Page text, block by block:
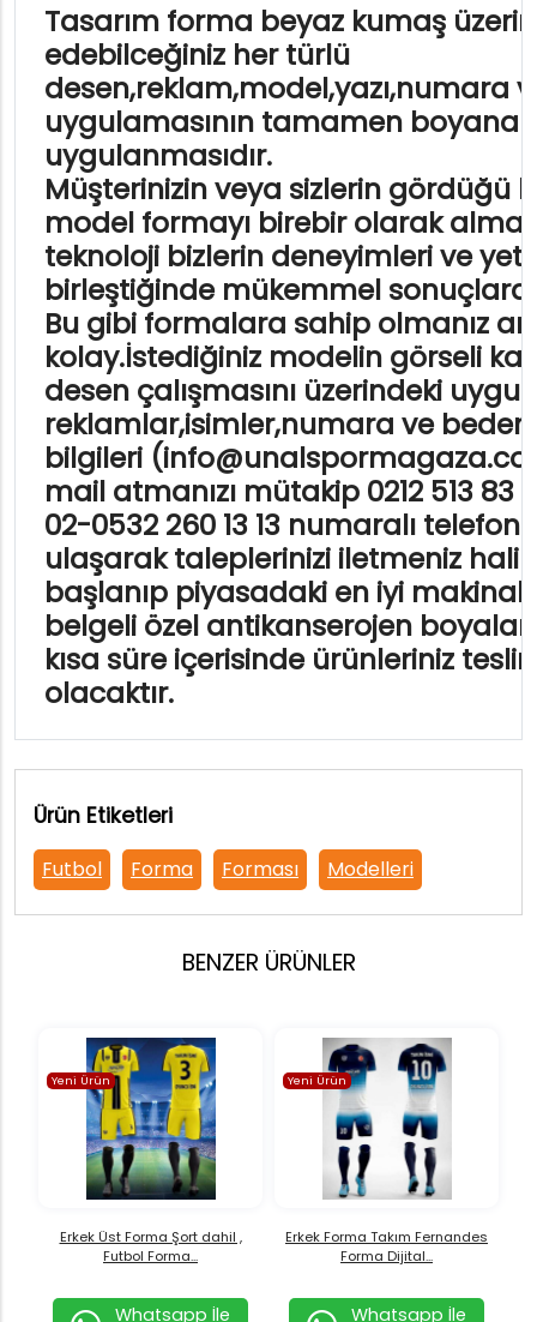
Tasarım forma beyaz kumaş
edebilceğiniz her türlü
desen,reklam,model,yazı,numara
uygulamasının tamamen
uygulanmasıdır.
Müşterinizin veya sizlerin gördüğü
model formayı birebir olarak
teknoloji bizlerin deneyimleri ve
birleştiğinde mükemmel sonuçlara
Bu gibi formalara sahip olmanız
kolay.İstediğiniz modelin görseli
desen çalışmasını üzerindeki
reklamlar,isimler,numara ve beden
bilgileri
mail atmanızı mütakip 0212 513 83
02-0532 260 13 13 numaralı
ulaşarak taleplerinizi iletmeniz
başlanıp piyasadaki en iyi
belgeli özel antikanserojen boyalar
kısa süre içerisinde ürünleriniz
olacaktır.
Ürün Etiketleri
Futbol Forma Forması Modelleri
BENZER ÜRÜNLER
Yeni Ürün
Erkek Üst Forma Şort dahil ,
Futbol Forma...
Whatsapp İle
Yeni Ürün
Erkek Forma Takım Fernandes
Forma Dijital...
Whatsapp İle